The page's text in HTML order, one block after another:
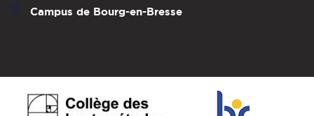
Campus de Bourg-en-Bresse